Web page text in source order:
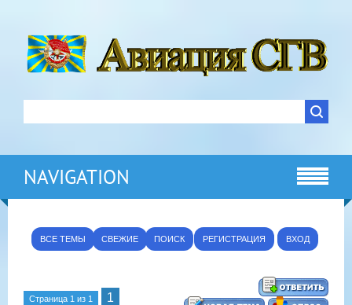
NAVIGATION
ВСЕ ТЕМЫ СВЕЖИЕ ПОИСК РЕГИСТРАЦИЯ ВХОД
Страница 1 из 1 1